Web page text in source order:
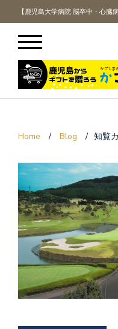
【鹿児島大学病院 脳卒中・心
Home / Blog / 知覧